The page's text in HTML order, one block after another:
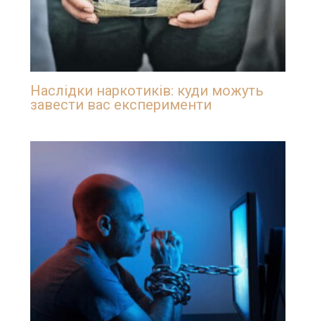
Наслідки наркотиків: куди можуть
завести вас експерименти